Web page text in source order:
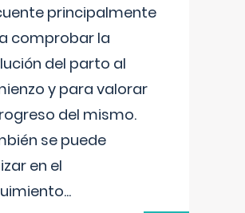
principalmente
comprobar la
del parto al
y para valorar
del mismo.
se puede
en el
...